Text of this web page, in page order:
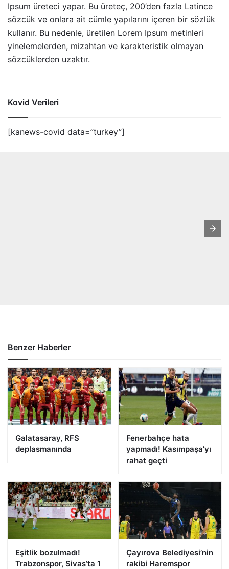
Ipsum üreteci yapar. Bu üreteç, 200’den fazla Latince
sözcük ve onlara ait cümle yapılarını içeren bir sözlük
kullanır. Bu nedenle, üretilen Lorem Ipsum metinleri
yinelemelerden, mizahtan ve karakteristik olmayan
sözcüklerden uzaktır.
Kovid Verileri
[kanews-covid data=”turkey”]
Benzer Haberler
Galatasaray, RFS
deplasmanında
Fenerbahçe hata
yapmadı! Kasımpaşa’yı
rahat geçti
Eşitlik bozulmadı!
Trabzonspor, Sivas’ta 1
Çayırova Belediyesi’nin
rakibi Haremspor